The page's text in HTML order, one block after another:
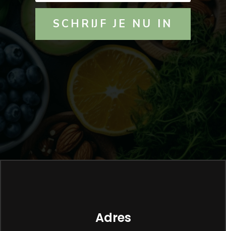
SCHRIJF JE NU IN
Adres